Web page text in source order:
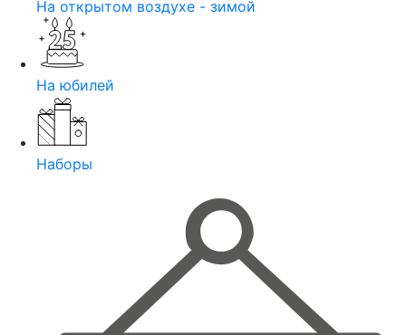
На открытом воздухе - зимой
На юбилей
Наборы